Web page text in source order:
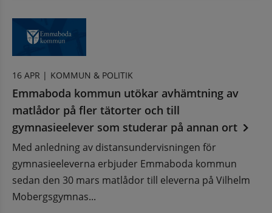
16 APR | KOMMUN & POLITIK
Emmaboda kommun utökar avhämtning av
matlådor på fler tätorter och till
gymnasieelever som studerar på annan ort
Med anledning av distansundervisningen för
gymnasieeleverna erbjuder Emmaboda kommun
sedan den 30 mars matlådor till eleverna på Vilhelm
Mobergsgymnas...